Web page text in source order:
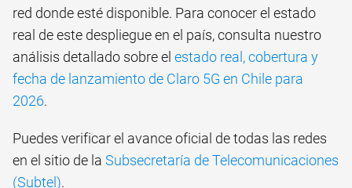
red donde esté disponible. Para conocer el estado
real de este despliegue en el país, consulta nuestro
análisis detallado sobre el estado real, cobertura y
fecha de lanzamiento de Claro 5G en Chile para
2026.
Puedes verificar el avance oficial de todas las redes
en el sitio de la Subsecretaría de Telecomunicaciones
(Subtel).